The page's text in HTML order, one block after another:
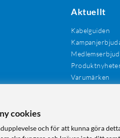
Aktuellt
Kabelguiden
Varumärken
cookies
och för att kunna göra